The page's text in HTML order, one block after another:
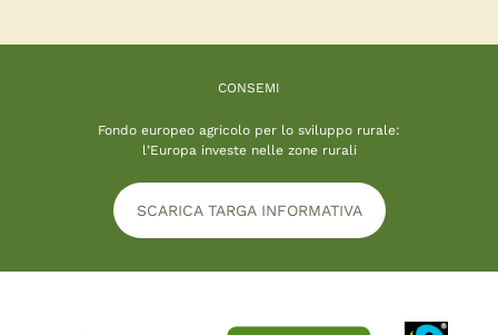
CONSEMI
Fondo europeo agricolo per lo sviluppo rurale:
l’Europa investe nelle zone rurali
SCARICA TARGA INFORMATIVA